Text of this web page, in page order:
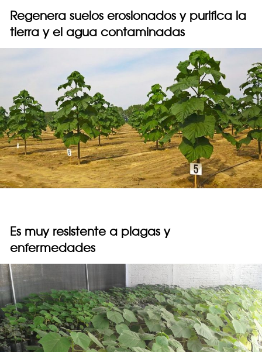
Regenera suelos erosionados y purifica la
tierra y el agua contaminadas
Es muy resistente a plagas y
enfermedades